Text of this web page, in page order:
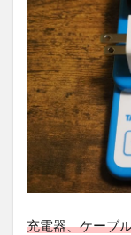
充電器、ケーブ